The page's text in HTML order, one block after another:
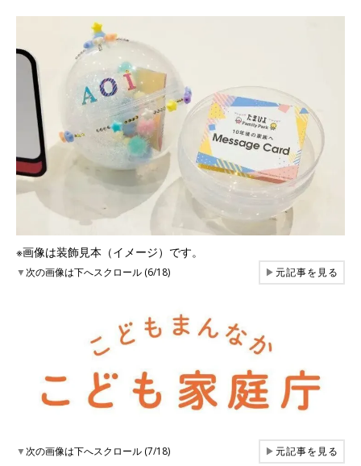
※画像は装飾見本（イメージ）です。
▼次の画像は下へスクロール (6/18) ▶元記事を見る
▼次の画像は下へスクロール (7/18) ▶元記事を見る